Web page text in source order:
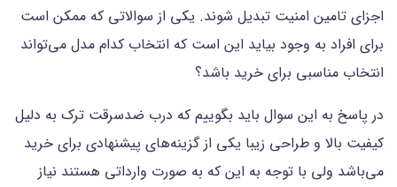
اجزای تامین امنیت تبدیل شوند. یکی از سوالاتی که ممکن است
برای افراد به وجود بیاید این است که انتخاب کدام مدل می‌تواند
انتخاب مناسبی برای خرید باشد؟
در پاسخ به این سوال باید بگوییم که درب‌ ضدسرقت ترک به دلیل
کیفیت بالا و طراحی زیبا یکی از گزینه‌های پیشنهادی برای خرید
می‌باشد ولی با توجه به این که به صورت وارداتی هستند نیاز